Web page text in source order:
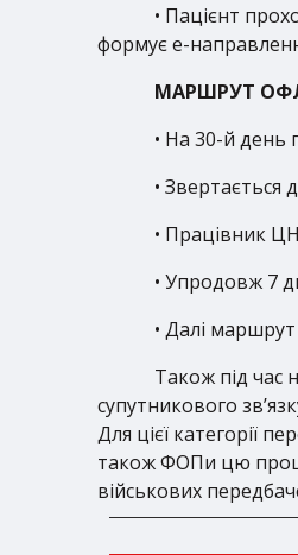
• Пацієнт
формує е-
МАРШРУТ
• На 30-й день
•
• Працівник
• Упродовж 7
• Далі
Також під час
супутникового
Для цієї категорії
також ФОПи цю
військових